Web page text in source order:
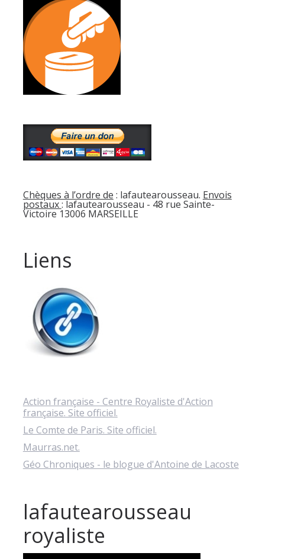
Chèques à l’ordre de : lafautearousseau. Envois
postaux: lafautearousseau - 48 rue Sainte-
Victoire 13006 MARSEILLE
Liens
Action française - Centre Royaliste d'Action
française. Site officiel.
Le Comte de Paris. Site officiel.
Maurras.net.
Géo Chroniques - le blogue d'Antoine de Lacoste
lafautearousseau
royaliste